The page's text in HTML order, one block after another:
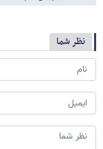
نظر شما